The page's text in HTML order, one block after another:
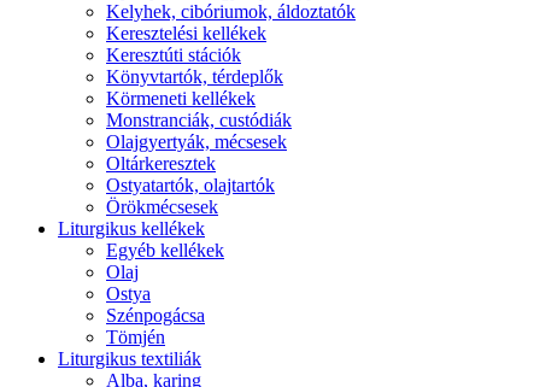
Kelyhek, cibóriumok, áldoztatók
Keresztelési kellékek
Keresztúti stációk
Könyvtartók, térdeplők
Körmeneti kellékek
Monstranciák, custódiák
Olajgyertyák, mécsesek
Oltárkeresztek
Ostyatartók, olajtartók
Örökmécsesek
Liturgikus kellékek
Egyéb kellékek
Olaj
Ostya
Szénpogácsa
Tömjén
Liturgikus textiliák
Alba, karing